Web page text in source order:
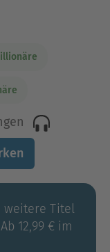
weitere Titel
12,99 € im